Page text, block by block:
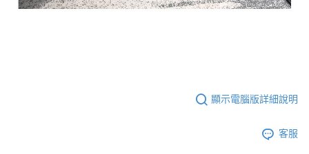
顯示電腦版詳細說明
客服